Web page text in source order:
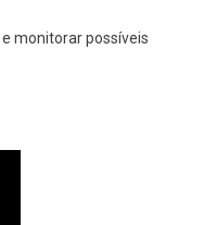
monitorar possíveis